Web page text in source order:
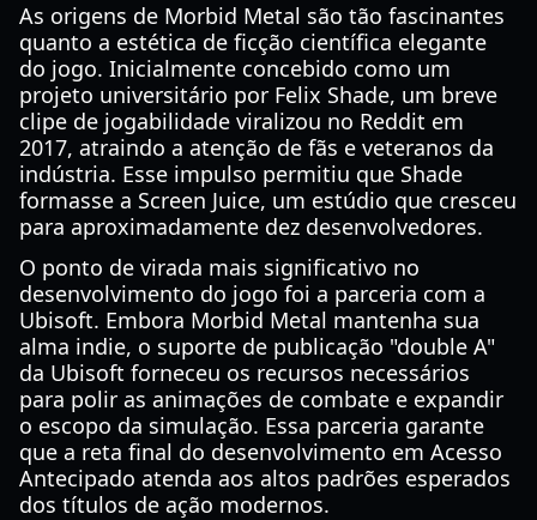
As origens de Morbid Metal são tão fascinantes
quanto a estética de ficção científica elegante
do jogo. Inicialmente concebido como um
projeto universitário por Felix Shade, um breve
clipe de jogabilidade viralizou no Reddit em
2017, atraindo a atenção de fãs e veteranos da
indústria. Esse impulso permitiu que Shade
formasse a Screen Juice, um estúdio que cresceu
para aproximadamente dez desenvolvedores.
O ponto de virada mais significativo no
desenvolvimento do jogo foi a parceria com a
Ubisoft. Embora Morbid Metal mantenha sua
alma indie, o suporte de publicação "double A"
da Ubisoft forneceu os recursos necessários
para polir as animações de combate e expandir
o escopo da simulação. Essa parceria garante
que a reta final do desenvolvimento em Acesso
Antecipado atenda aos altos padrões esperados
dos títulos de ação modernos.